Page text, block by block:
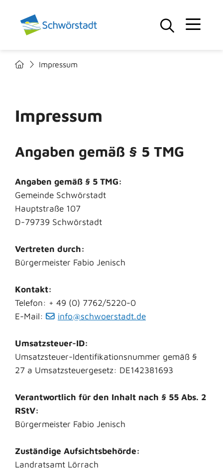
Impressum
Impressum
Angaben gemäß § 5 TMG
Angaben gemäß § 5 TMG:
Gemeinde Schwörstadt
Hauptstraße 107
D-79739 Schwörstadt
Vertreten durch:
Bürgermeister Fabio Jenisch
Kontakt:
Telefon: + 49 (0) 7762/5220-0
E-Mail:
info@schwoerstadt.de
Umsatzsteuer-ID:
Umsatzsteuer-Identifikationsnummer gemäß §
27 a Umsatzsteuergesetz: DE142381693
Verantwortlich für den Inhalt nach § 55 Abs. 2
RStV:
Bürgermeister Fabio Jenisch
Zuständige Aufsichtsbehörde:
Landratsamt Lörrach